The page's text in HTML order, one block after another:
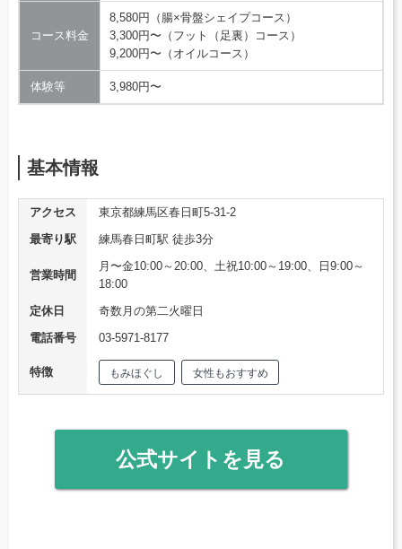
コース料金
8,580円（腸×骨盤シェイプコース）
3,300円〜（フット（足裏）コース）
9,200円〜（オイルコース）
体験等 3,980円〜
基本情報
アクセス
東京都練馬区春日町5-31-2
最寄り駅
練馬春日町駅 徒歩3分
営業時間
月〜金10:00～20:00、土祝10:00～19:00、日9:00～
18:00
定休日
奇数月の第二火曜日
電話番号
03-5971-8177
特徴 もみほぐし 女性もおすすめ
公式サイトを見る